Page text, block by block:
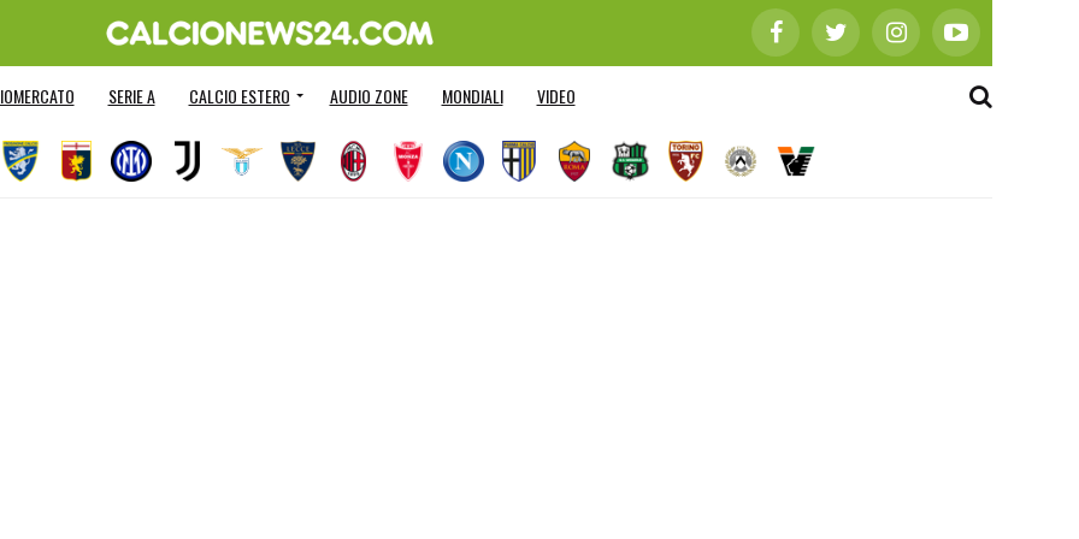
SERIE A CALCIO ESTERO AUDIO ZONE MONDIALI VIDEO